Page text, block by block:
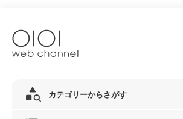
カテゴリーからさがす